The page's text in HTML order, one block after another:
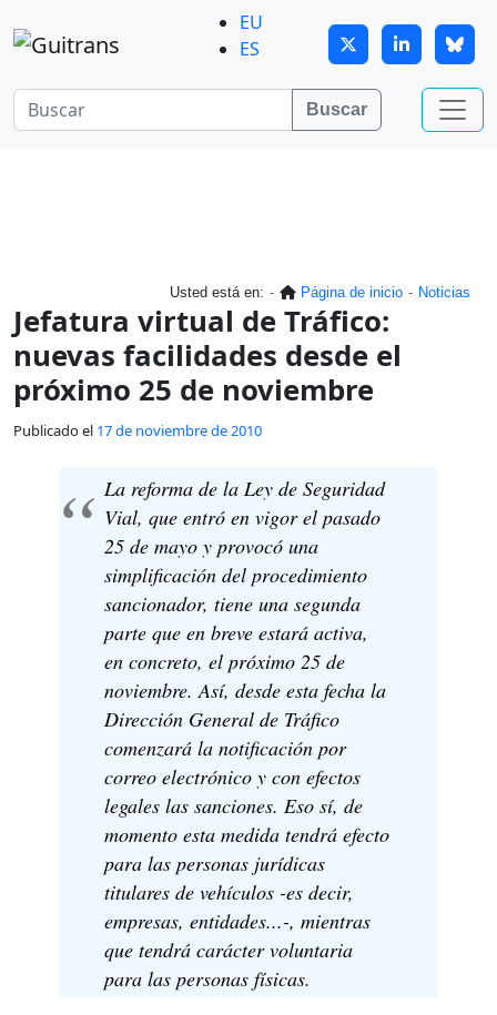
Continuar al contenido principal
EU
ES
Buscar
Usted está en: Página de inicio Noticias
Jefatura virtual de Tráfico:
nuevas facilidades desde el
próximo 25 de noviembre
Publicado el 17 de noviembre de 2010
La reforma de la Ley de Seguridad
Vial, que entró en vigor el pasado
25 de mayo y provocó una
simplificación del procedimiento
sancionador, tiene una segunda
parte que en breve estará activa,
en concreto, el próximo 25 de
noviembre. Así, desde esta fecha la
Dirección General de Tráfico
comenzará la notificación por
correo electrónico y con efectos
legales las sanciones. Eso sí, de
momento esta medida tendrá efecto
para las personas jurídicas
titulares de vehículos -es decir,
empresas, entidades...-, mientras
que tendrá carácter voluntaria
para las personas físicas.